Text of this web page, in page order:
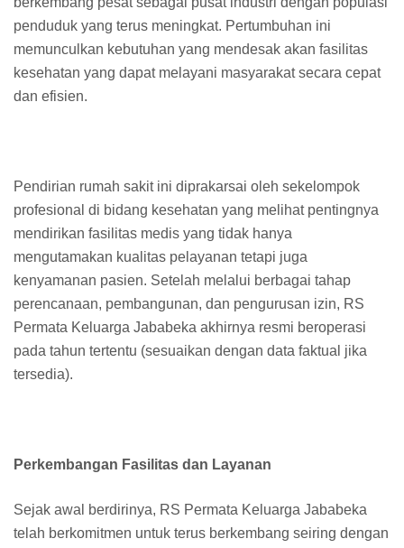
penduduk yang terus meningkat. Pertumbuhan ini
memunculkan kebutuhan yang mendesak akan fasilitas
kesehatan yang dapat melayani masyarakat secara cepat
dan efisien.
Pendirian rumah sakit ini diprakarsai oleh sekelompok
profesional di bidang kesehatan yang melihat pentingnya
mendirikan fasilitas medis yang tidak hanya
mengutamakan kualitas pelayanan tetapi juga
kenyamanan pasien. Setelah melalui berbagai tahap
perencanaan, pembangunan, dan pengurusan izin, RS
Permata Keluarga Jababeka akhirnya resmi beroperasi
pada tahun tertentu (sesuaikan dengan data faktual jika
tersedia).
Perkembangan Fasilitas dan Layanan
Sejak awal berdirinya, RS Permata Keluarga Jababeka
telah berkomitmen untuk terus berkembang seiring dengan